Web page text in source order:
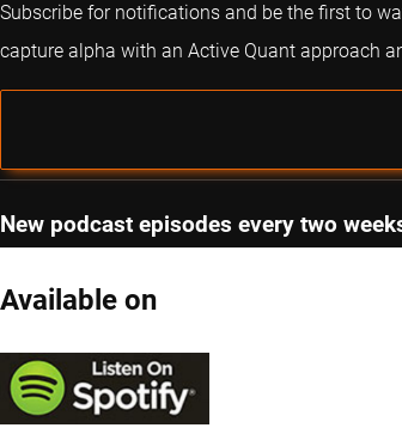
Subscribe for notifications and be the first to
capture alpha with an Active Quant approach
New podcast episodes every two
Available on